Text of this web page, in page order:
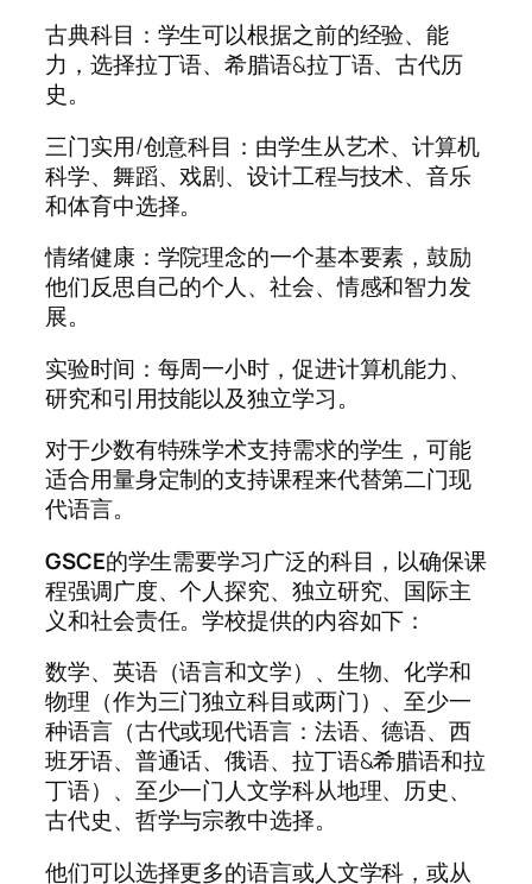
古典科目：学生可以根据之前的经验、能
力，选择拉丁语、希腊语&拉丁语、古代历
史。
三门实用/创意科目：由学生从艺术、计算机
科学、舞蹈、戏剧、设计工程与技术、音乐
和体育中选择。
情绪健康：学院理念的一个基本要素，鼓励
他们反思自己的个人、社会、情感和智力发
展。
实验时间：每周一小时，促进计算机能力、
研究和引用技能以及独立学习。
对于少数有特殊学术支持需求的学生，可能
适合用量身定制的支持课程来代替第二门现
代语言。
GSCE的学生需要学习广泛的科目，以确保课
程强调广度、个人探究、独立研究、国际主
义和社会责任。学校提供的内容如下：
数学、英语（语言和文学）、生物、化学和
物理（作为三门独立科目或两门）、至少一
种语言（古代或现代语言：法语、德语、西
班牙语、普通话、俄语、拉丁语&希腊语和拉
丁语）、至少一门人文学科从地理、历史、
古代史、哲学与宗教中选择。
他们可以选择更多的语言或人文学科，或从